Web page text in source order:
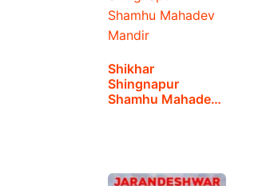
Shikhar
Shingnapur
Shamhu Mahadev